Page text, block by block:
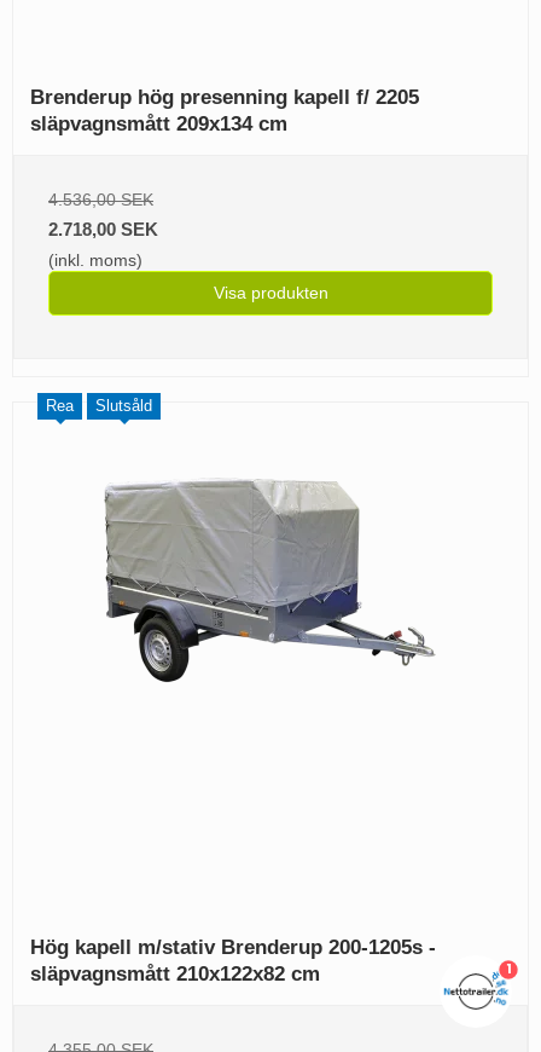
Brenderup hög presenning kapell f/ 2205
släpvagnsmått 209x134 cm
4.536,00 SEK
2.718,00 SEK
(inkl. moms)
Visa produkten
Rea Slutsåld
Hög kapell m/stativ Brenderup 200-1205s -
släpvagnsmått 210x122x82 cm
1